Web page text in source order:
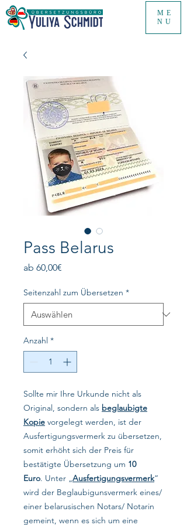
ME
NU
Pass Belarus
ab 60,00€
Seitenzahl zum Übersetzen *
Anzahl *
Sollte mir Ihre Urkunde nicht als
Original, sondern als beglaubigte
Kopie vorgelegt werden, ist der
Ausfertigungsvermerk zu übersetzen,
somit erhöht sich der Preis für
bestätigte Übersetzung um 10
Euro. Unter „Ausfertigungsvermerk“
wird der Beglaubigunsvermerk eines/
einer belarusischen Notars/ Notarin
gemeint, wenn es sich um eine